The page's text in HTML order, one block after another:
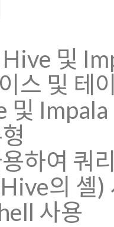
및
스 및 테
및 Impala
하여 쿼
의 셸)
사용